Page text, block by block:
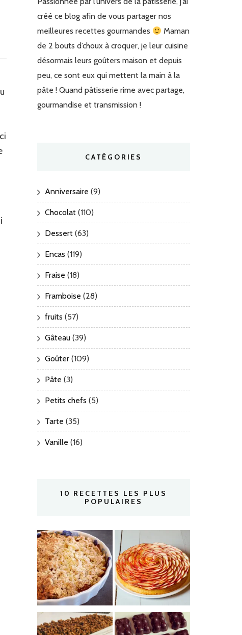
créé ce blog afin de vous partager nos
meilleures recettes gourmandes
Maman
de 2 bouts d’choux à croquer, je leur cuisine
désormais leurs goûters maison et depuis
peu, ce sont eux qui mettent la main à la
pâte ! Quand pâtisserie rime avec partage,
gourmandise et transmission !
CATÉGORIES
Anniversaire (9)
Chocolat (110)
Dessert (63)
Encas (119)
Fraise (18)
Framboise (28)
fruits (57)
Gâteau (39)
Goûter (109)
Pâte (3)
Petits chefs (5)
Tarte (35)
Vanille (16)
10 RECETTES LES PLUS
POPULAIRES